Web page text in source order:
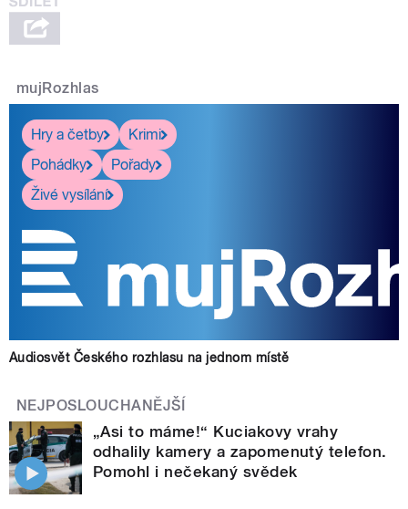
mujRozhlas
Hry a četby
Krimi
Pohádky
Pořady
Živé vysílání
Audiosvět Českého rozhlasu na jednom místě
NEJPOSLOUCHANĚJŠÍ
„Asi to máme!“ Kuciakovy vrahy
odhalily kamery a zapomenutý telefon.
Pomohl i nečekaný svědek